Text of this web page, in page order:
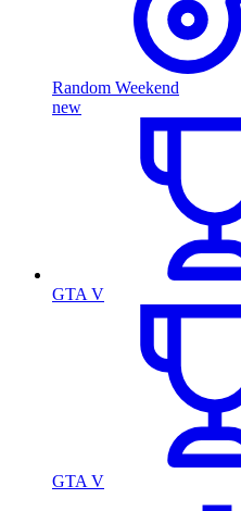
Random Weekend
new
GTA V
GTA V